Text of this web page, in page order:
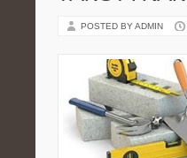
POSTED BY ADMIN